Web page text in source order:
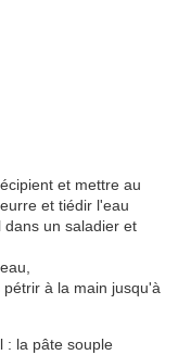
et mettre au
et tiédir l'eau
dans un saladier et
à la main jusqu'à